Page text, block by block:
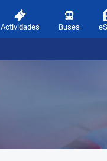
Actividades Buses